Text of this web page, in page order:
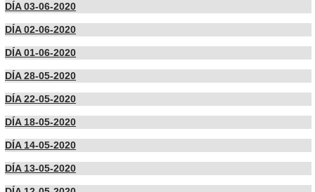
DÍA 03-06-2020
DÍA 02-06-2020
DÍA 01-06-2020
DÍA 28-05-2020
DÍA 22-05-2020
DÍA 18-05-2020
DÍA 14-05-2020
DÍA 13-05-2020